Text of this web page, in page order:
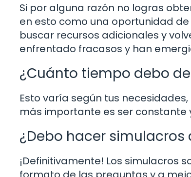
Si por alguna razón no logras
en esto como una oportunidad
buscar recursos adicionales y
enfrentado fracasos y han
¿Cuánto tiempo debo
Esto varía según tus
más importante es ser constante
¿Debo hacer simulacros
¡Definitivamente! Los simulacros